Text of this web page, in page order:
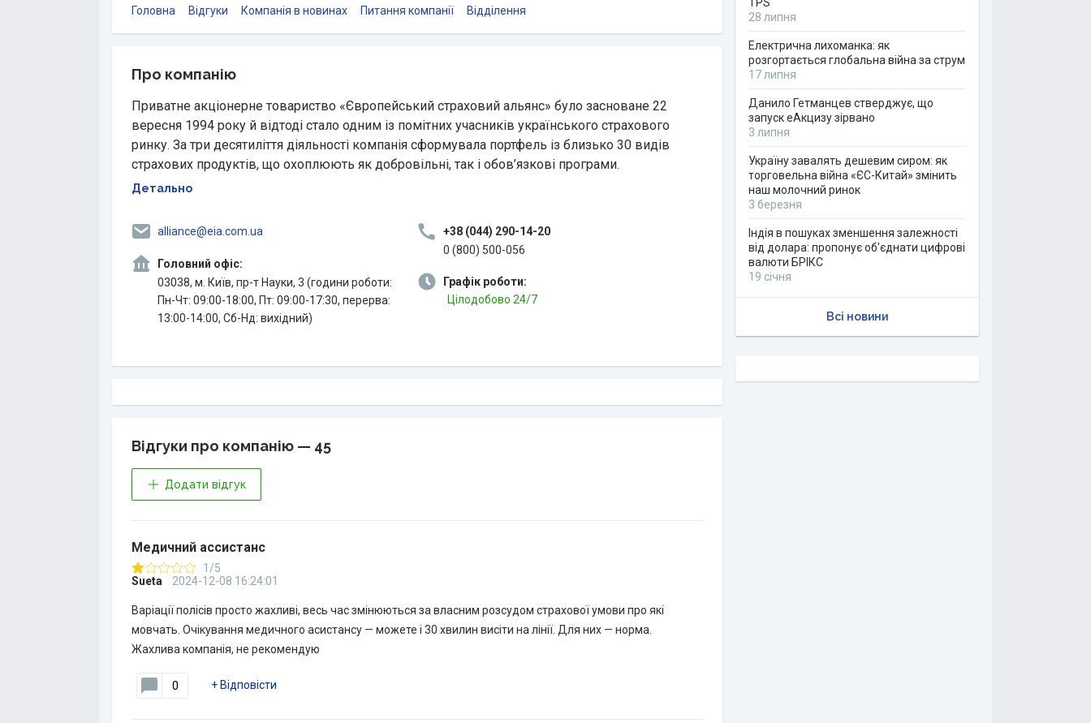
Головна Відгуки Компанія в новинах Питання компанії Відділення
Про компанію
Приватне акціонерне товариство «Європейський страховий альянс» було засноване 22
вересня 1994 року й відтоді стало одним із помітних учасників українського страхового
ринку. За три десятиліття діяльності компанія сформувала портфель із близько 30 видів
страхових продуктів, що охоплюють як добровільні, так і обов’язкові програми.
Детально
alliance@eia.com.ua
Головний офіс:
03038, м. Київ, пр-т Науки, 3 (години роботи:
Пн-Чт: 09:00-18:00, Пт: 09:00-17:30, перерва:
13:00-14:00, Сб-Нд: вихідний)
+38 (044) 290-14-20
0 (800) 500-056
Графік роботи:
Цілодобово 24/7
Відгуки про компанію — 45
Додати відгук
Медичний ассистанс
1/5
Sueta
2024-12-08 16:24:01
Варіації полісів просто жахливі, весь час змінюються за власним розсудом страхової умови про які
мовчать. Очікування медичного асистансу — можете і 30 хвилин висіти на лінії. Для них — норма.
Жахлива компанія, не рекомендую
0 + Відповісти
28 липня
Електрична лихоманка: як
розгортається глобальна війна за струм
17 липня
Данило Гетманцев стверджує, що
запуск еАкцизу зірвано
3 липня
Україну завалять дешевим сиром: як
торговельна війна «ЄС-Китай» змінить
наш молочний ринок
3 березня
Індія в пошуках зменшення залежності
від долара: пропонує об'єднати цифрові
валюти БРІКС
19 січня
Всі новини